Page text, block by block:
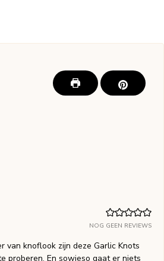
NOG GEEN REVIEWS
van knoflook zijn deze Garlic Knots
proberen. En sowieso gaat er niets